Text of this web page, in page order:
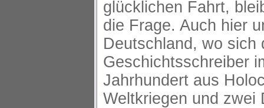
glücklichen Fahrt,
die Frage. Auch hier
Deutschland, wo sich
Geschichtsschreiber
Jahrhundert aus
Weltkriegen und zwei